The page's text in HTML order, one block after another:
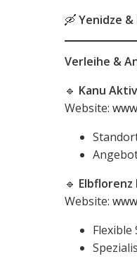
🛶Yenidze
Verleihe &
🔹 Kanu
Website:
🔹 Elbflorenz
Website: